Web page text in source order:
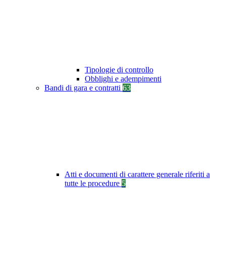
Tipologie di controllo
Obblighi e adempimenti
Bandi di gara e contratti 63
Atti e documenti di carattere generale riferiti a
tutte le procedure 5